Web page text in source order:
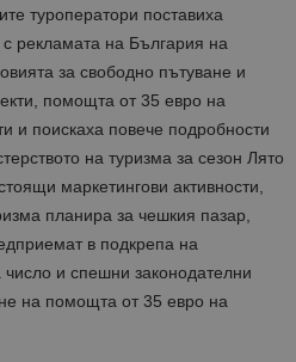
туроператори поставиха
рекламата на България на
за свободно пътуване и
помощта от 35 евро на
и поискаха повече подробности
на туризма за сезон Лято
маркетингови активности,
планира за чешкия пазар,
в подкрепа на
число и спешни законодателни
на помощта от 35 евро на